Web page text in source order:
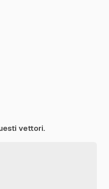
vettori.